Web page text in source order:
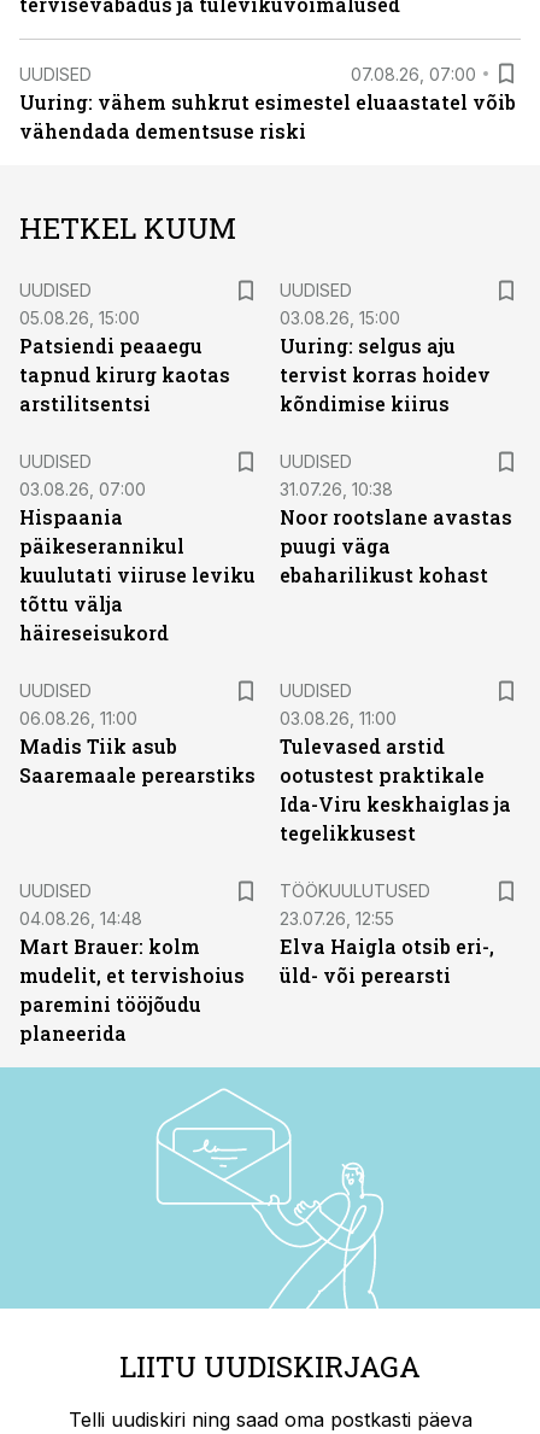
UUDISED 07.08.26, 07:00
Uuring: vähem suhkrut esimestel eluaastatel võib
vähendada dementsuse riski
HETKEL KUUM
UUDISED
05.08.26, 15:00
Patsiendi peaaegu
tapnud kirurg kaotas
arstilitsentsi
UUDISED
03.08.26, 15:00
Uuring: selgus aju
tervist korras hoidev
kõndimise kiirus
UUDISED
03.08.26, 07:00
Hispaania
päikeserannikul
kuulutati viiruse leviku
tõttu välja
häireseisukord
UUDISED
31.07.26, 10:38
Noor rootslane avastas
puugi väga
ebaharilikust kohast
UUDISED
06.08.26, 11:00
Madis Tiik asub
Saaremaale perearstiks
UUDISED
03.08.26, 11:00
Tulevased arstid
ootustest praktikale
Ida-Viru keskhaiglas ja
tegelikkusest
UUDISED
04.08.26, 14:48
Mart Brauer: kolm
mudelit, et tervishoius
paremini tööjõudu
planeerida
TÖÖKUULUTUSED
23.07.26, 12:55
Elva Haigla otsib eri-,
üld- või perearsti
LIITU UUDISKIRJAGA
Telli uudiskiri ning saad oma postkasti päeva